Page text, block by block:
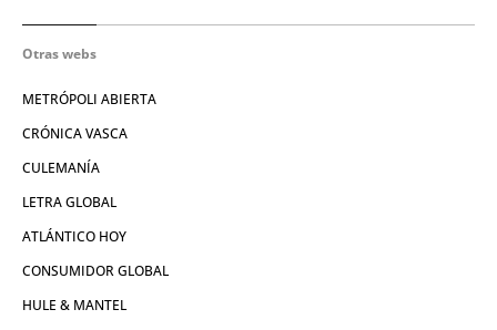
Otras webs
METRÓPOLI ABIERTA
CRÓNICA VASCA
CULEMANÍA
LETRA GLOBAL
ATLÁNTICO HOY
CONSUMIDOR GLOBAL
HULE & MANTEL